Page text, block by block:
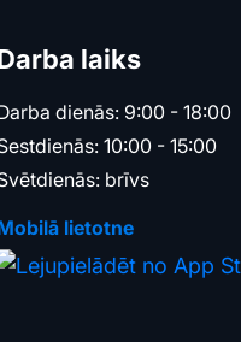
laiks
dienās: 9:00 - 18:00
10:00 - 15:00
brīvs
lietotne